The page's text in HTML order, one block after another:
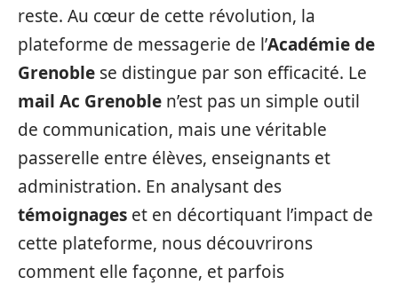
reste. Au cœur de cette révolution, la
plateforme de messagerie de l’Académie de
Grenoble se distingue par son efficacité. Le
mail Ac Grenoble n’est pas un simple outil
de communication, mais une véritable
passerelle entre élèves, enseignants et
administration. En analysant des
témoignages et en décortiquant l’impact de
cette plateforme, nous découvrirons
comment elle façonne, et parfois